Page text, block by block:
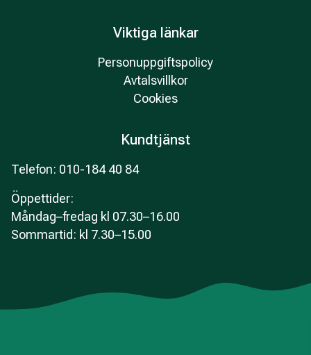
Viktiga länkar
Personuppgiftspolicy
Avtalsvillkor
Cookies
Kundtjänst
Telefon: 010-184 40 84
Öppettider:
Måndag–fredag kl 07.30–16.00
Sommartid: kl 7.30–15.00